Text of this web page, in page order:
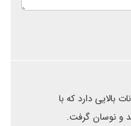
بالایی دارد که با
و نوسان گرفت.